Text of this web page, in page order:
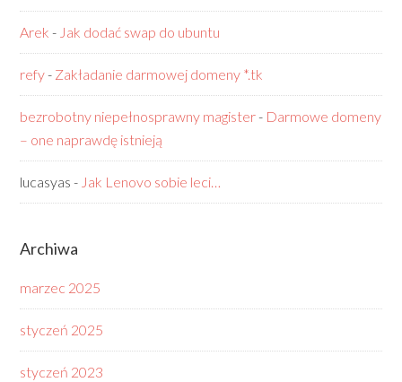
Arek - Jak dodać swap do ubuntu
refy- Zakładanie darmowej domeny *.tk
bezrobotny niepełnosprawny magister- Darmowe domeny
– one naprawdę istnieją
lucasyas - Jak Lenovo sobie leci…
Archiwa
marzec 2025
styczeń 2025
styczeń 2023